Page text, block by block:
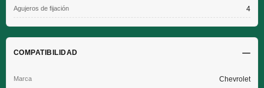
Agujeros de fijación 4
COMPATIBILIDAD
Chevrolet